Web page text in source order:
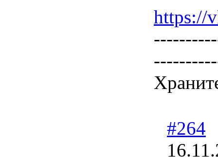
https://
#264